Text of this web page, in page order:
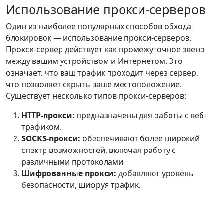
Использование прокси-серверов
Один из наиболее популярных способов обхода
блокировок — использование прокси-серверов.
Прокси-сервер действует как промежуточное звено
между вашим устройством и Интернетом. Это
означает, что ваш трафик проходит через сервер,
что позволяет скрыть ваше местоположение.
Существует несколько типов прокси-серверов:
HTTP-прокси: предназначены для работы с веб-
трафиком.
SOCKS-прокси: обеспечивают более широкий
спектр возможностей, включая работу с
различными протоколами.
Шифрованные прокси: добавляют уровень
безопасности, шифруя трафик.